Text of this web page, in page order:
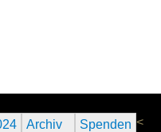
Archiv Spenden <